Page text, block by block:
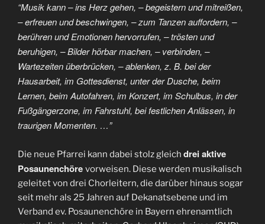
“Musik kann – ins Herz gehen, – begeistern und mitreißen,
– erfreuen und beschwingen, – zum Tanzen auffordern, –
berühren und Emotionen hervorrufen, – trösten und
beruhigen, – Bilder hörbar machen, – verbinden, –
Wartezeiten überbrücken, – ablenken, z. B. bei der
Hausarbeit, im Gottesdienst, unter der Dusche, beim
Lernen, beim Autofahren, im Konzert, im Schulbus, in der
Fußgängerzone, im Fahrstuhl, bei festlichen Anlässen, in
traurigen Momenten. …”
Die neue Pfarrei kann dabei stolz gleich drei aktive
Posaunenchöre vorweisen. Diese werden musikalisch
geleitet von drei Chorleitern, die darüber hinaus sogar
seit mehr als 25 Jahren auf Dekanatsebene und im
Verband ev. Posaunenchöre in Bayern ehrenamtlich